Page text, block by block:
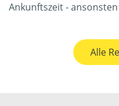
Ankunftszeit -
Alle